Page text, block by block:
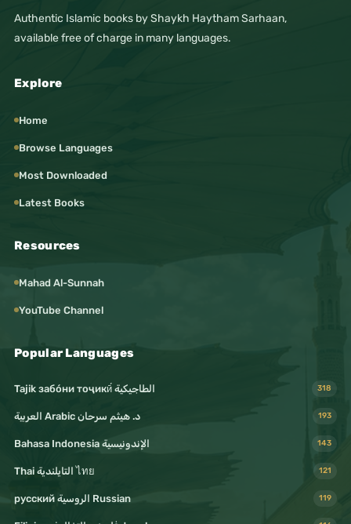
Authentic Islamic books by Shaykh Haytham Sarhaan,
available free of charge in many languages.
Explore
Home
Browse Languages
Most Downloaded
Latest Books
Resources
Mahad Al-Sunnah
YouTube Channel
Popular Languages
Tajik забо́ни тоҷикӣ́ الطاجيكية 318
د. هيثم سرحان Arabic العربية 193
Bahasa Indonesia الإندونيسية 143
Thai التايلندية ไทย 121
русский الروسية Russian 119